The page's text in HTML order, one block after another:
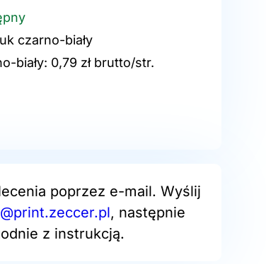
czarno-biały
biały: 0,79 zł brutto/str.
poprzez e-mail. Wyślij
, następnie
z instrukcją.